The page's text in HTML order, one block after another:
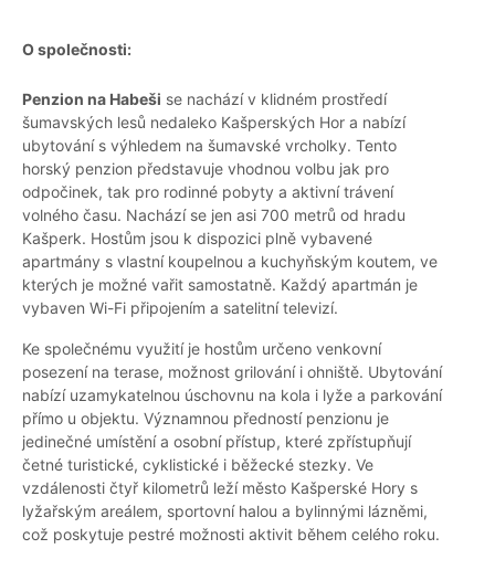
O společnosti:
Penzion na Habeši se nachází v klidném prostředí
šumavských lesů nedaleko Kašperských Hor a nabízí
ubytování s výhledem na šumavské vrcholky. Tento
horský penzion představuje vhodnou volbu jak pro
odpočinek, tak pro rodinné pobyty a aktivní trávení
volného času. Nachází se jen asi 700 metrů od hradu
Kašperk. Hostům jsou k dispozici plně vybavené
apartmány s vlastní koupelnou a kuchyňským koutem, ve
kterých je možné vařit samostatně. Každý apartmán je
vybaven Wi-Fi připojením a satelitní televizí.
Ke společnému využití je hostům určeno venkovní
posezení na terase, možnost grilování i ohniště. Ubytování
nabízí uzamykatelnou úschovnu na kola i lyže a parkování
přímo u objektu. Významnou předností penzionu je
jedinečné umístění a osobní přístup, které zpřístupňují
četné turistické, cyklistické i běžecké stezky. Ve
vzdálenosti čtyř kilometrů leží město Kašperské Hory s
lyžařským areálem, sportovní halou a bylinnými lázněmi,
což poskytuje pestré možnosti aktivit během celého roku.